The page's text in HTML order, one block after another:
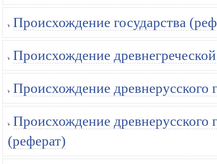
Происхождение государства
Происхождение
Происхождение древнерусского
Происхождение древнерусского
(реферат)